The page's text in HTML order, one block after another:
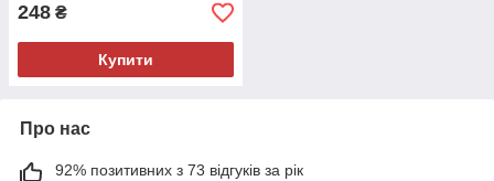
248 ₴
Купити
Про нас
92% позитивних з 73 відгуків за рік